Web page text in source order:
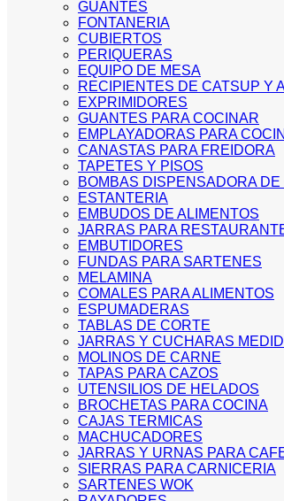
GUANTES
FONTANERIA
CUBIERTOS
PERIQUERAS
EQUIPO DE MESA
RECIPIENTES DE CATSUP Y
EXPRIMIDORES
GUANTES PARA COCINAR
EMPLAYADORAS PARA
CANASTAS PARA FREIDORA
TAPETES Y PISOS
BOMBAS DISPENSADORA
ESTANTERIA
EMBUDOS DE ALIMENTOS
JARRAS PARA
EMBUTIDORES
FUNDAS PARA SARTENES
MELAMINA
COMALES PARA ALIMENTOS
ESPUMADERAS
TABLAS DE CORTE
JARRAS Y CUCHARAS
MOLINOS DE CARNE
TAPAS PARA CAZOS
UTENSILIOS DE HELADOS
BROCHETAS PARA COCINA
CAJAS TERMICAS
MACHUCADORES
JARRAS Y URNAS PARA
SIERRAS PARA CARNICERIA
SARTENES WOK